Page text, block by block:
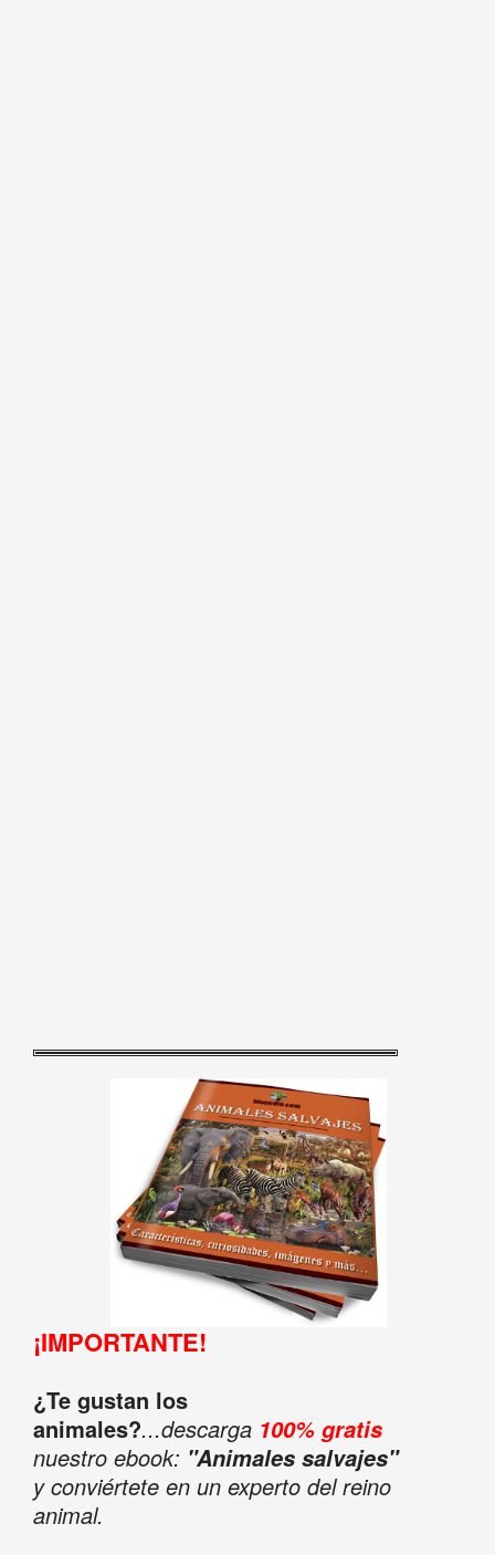
¡IMPORTANTE!
¿Te gustan los
animales?...descarga 100% gratis
nuestro ebook: "Animales salvajes"
y conviértete en un experto del reino
animal.